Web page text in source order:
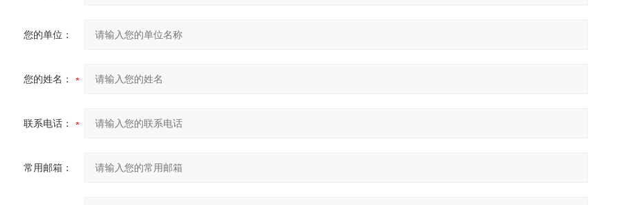
您的单位：
您的姓名：
联系电话：
常用邮箱：